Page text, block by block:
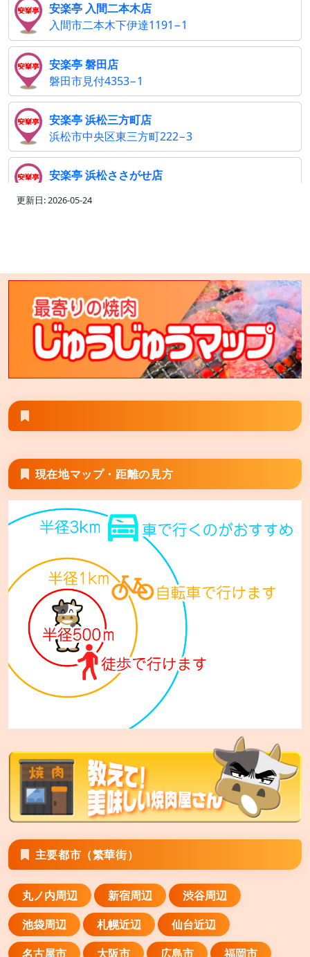
安楽亭 入間二本木店
入間市二本木下伊達1191−1
安楽亭 磐田店
磐田市見付4353−1
安楽亭 浜松三方町店
浜松市中央区東三方町222−3
安楽亭 浜松ささがせ店
足柄上郡大井町上大井233−1
安楽亭 三郷店
三郷市上彦名106−1
安楽亭 相模原九沢橋店
富士見市鶴馬1−13−22
安楽亭 座間店
座間市相模が丘1−5−36
安楽亭 厚木船子店
厚木市船子64−1
安楽亭 大和店
大和市深見台4−15−1
安楽亭 平塚四之宮店
平塚市四之宮6−4−32
安楽亭 八潮店
安楽亭 横須賀衣笠店
横須賀市山科台1−12
安楽亭 川崎南町店
川崎市川崎区南町21−6
安楽亭 霧ヶ丘店
横浜市緑区霧が丘2−9−8
安楽亭 川崎小田店
更新日: 2026-05-24
現在地マップ・距離の見方
主要都市（繁華街）
丸ノ内周辺 新宿周辺
渋谷周辺
池袋周辺
札幌近辺
仙台近辺
名古屋市
大阪市 広島市 福岡市